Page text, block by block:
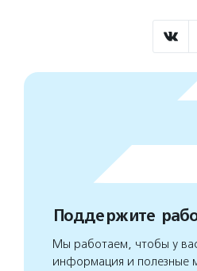
Поддержите
Мы работаем, чтобы у
информация и полезные